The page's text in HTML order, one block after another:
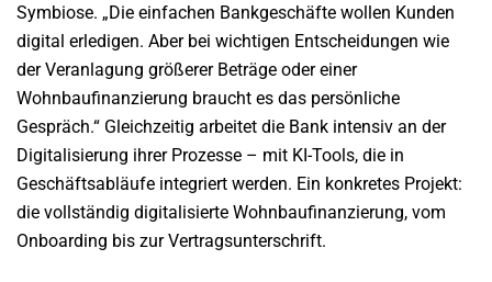
Symbiose. „Die einfachen Bankgeschäfte wollen Kunden
digital erledigen. Aber bei wichtigen Entscheidungen wie
der Veranlagung größerer Beträge oder einer
Wohnbaufinanzierung braucht es das persönliche
Gespräch.“ Gleichzeitig arbeitet die Bank intensiv an der
Digitalisierung ihrer Prozesse – mit KI-Tools, die in
Geschäftsabläufe integriert werden. Ein konkretes Projekt:
die vollständig digitalisierte Wohnbaufinanzierung, vom
Onboarding bis zur Vertragsunterschrift.